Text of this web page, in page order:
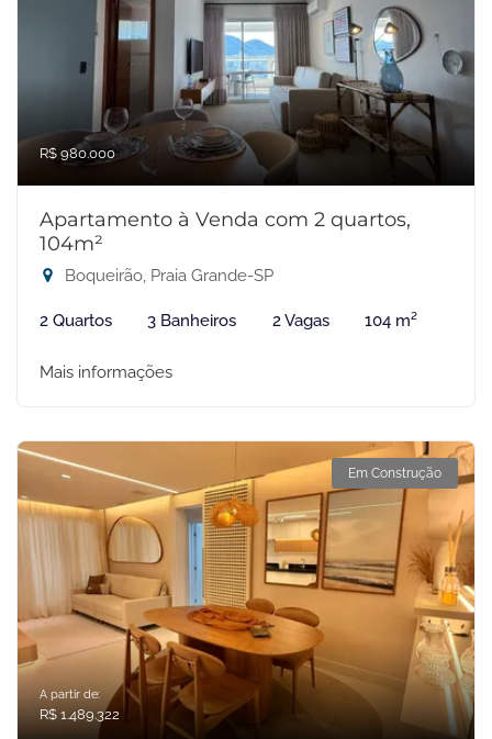
R$ 980.000
Apartamento à Venda com 2 quartos,
104m²
Boqueirão, Praia Grande-SP
2 Quartos 3 Banheiros 2 Vagas 104 m²
Mais informações
Em Construção
A partir de:
R$ 1.489.322